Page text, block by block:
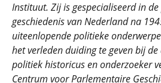
Instituut. Zij is gespecialiseerd in
geschiedenis van Nederland na
uiteenlopende politieke
het verleden duiding te geven bij
politiek historicus en onderzoeker
Centrum voor Parlementaire